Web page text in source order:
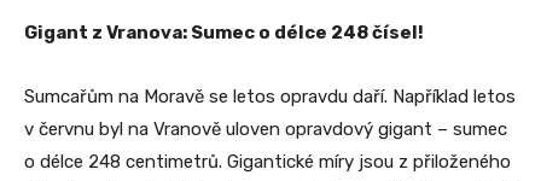
Gigant z Vranova: Sumec o délce 248 čísel!
Sumcařům na Moravě se letos opravdu daří. Například letos
v červnu byl na Vranově uloven opravdový gigant – sumec
o délce 248 centimetrů. Gigantické míry jsou z přiloženého